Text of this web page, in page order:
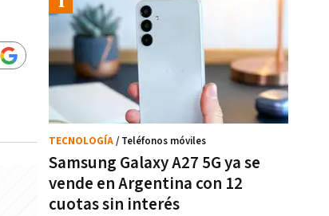
Samsung Galaxy A27 5G ya se
vende en Argentina con 12
cuotas sin interés
TECNOLOGÍA/ Teléfonos móviles